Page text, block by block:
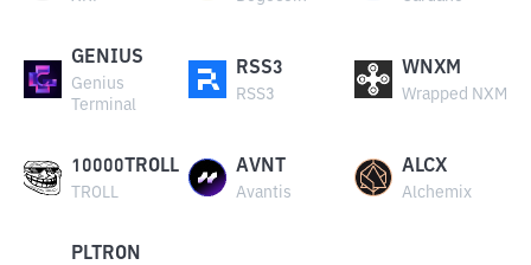
GENIUS
Genius
Terminal
RSS3
RSS3
WNXM
Wrapped NXM
10000TROLL
TROLL
AVNT
Avantis
ALCX
Alchemix
PLTRON